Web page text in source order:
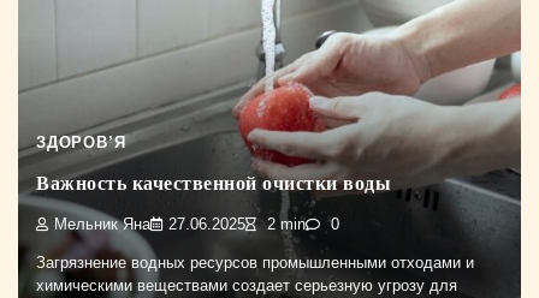
ЗДОРОВ’Я
Важность качественной очистки воды
Мельник Яна 27.06.2025 2 min 0
Загрязнение водных ресурсов промышленными отходами и
химическими веществами создает серьезную угрозу для